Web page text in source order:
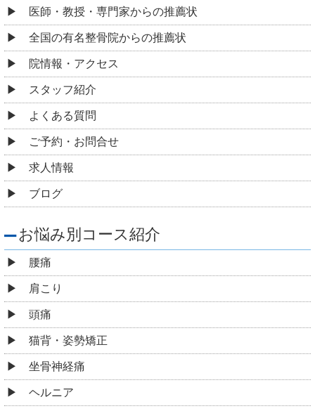
医師・教授・専門家からの推薦状
全国の有名整骨院からの推薦状
院情報・アクセス
スタッフ紹介
よくある質問
ご予約・お問合せ
求人情報
ブログ
お悩み別コース紹介
腰痛
肩こり
頭痛
猫背・姿勢矯正
坐骨神経痛
ヘルニア